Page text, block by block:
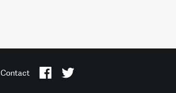
Contact